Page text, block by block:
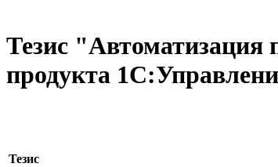
Тезис "Автоматизация
продукта
Тезис